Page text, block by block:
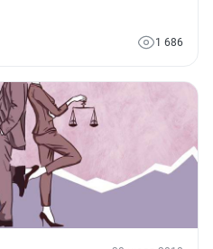
органа, на его
Также расскажем,
в прокуратуру. 1 686